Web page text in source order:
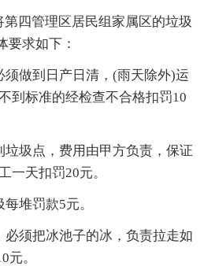
四管理区居民组家属区的垃圾
要求如下：
须做到日产日清，(雨天除外)运
到标准的经检查不合格扣罚10
垃圾点，费用由甲方负责，保证
一天扣罚20元。
堆罚款5元。
必须把冰池子的冰，负责拉走如
元。